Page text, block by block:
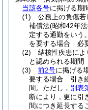
当該各号に掲げる期
(1)
公務上の負傷
補償法(昭和42年
定する通勤をいう
を要する場合 必
(2)
結核性疾患に
と認められる期間
(3)
前2号に掲げる
要する場合 引き
間。 ただし， 別表
断により，更に引
間につき延長する